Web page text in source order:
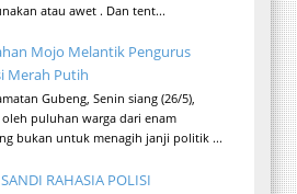
atau awet . Dan tent...
Mojo Melantik Pengurus
Merah Putih
Gubeng, Senin siang (26/5),
puluhan warga dari enam
bukan untuk menagih janji politik ...
RAHASIA POLISI